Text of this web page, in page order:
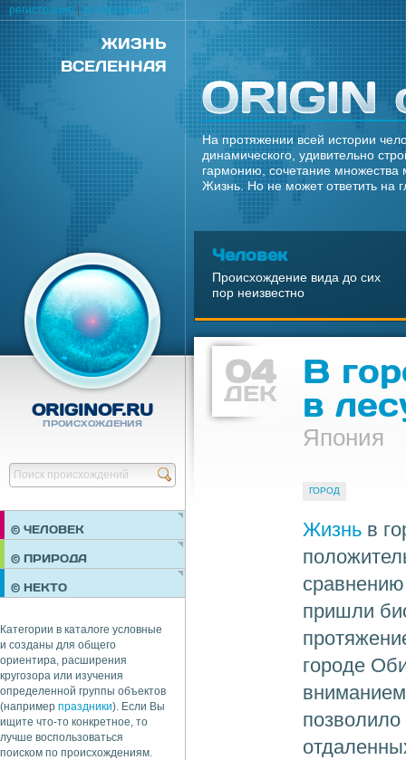
ЖИЗНЬ
ВСЕЛЕННАЯ
На протяжении всей истории
динамического, удивительно
гармонию, сочетание множества
Жизнь. Но не может ответить на
Человек
Происхождение вида до сих
пор неизвестно
ORIGINOF.RU
ПРОИСХОЖДЕНИЯ
© ЧЕЛОВЕК
ПРАЗДНИКИ
ОБЩЕСТВО
© ПРИРОДА
© НЕКТО
Категории в каталоге условные
и созданы для общего
ориентира, расширения
кругозора или изучения
определенной группы объектов
(например праздники). Если Вы
ищите что-то конкретное, то
лучше воспользоваться
поиском по происхождениям.
04
ДЕК
В
в
Япония
ГОРОД
Жизнь в
пришли
городе
позволило
регистрация|авторизация